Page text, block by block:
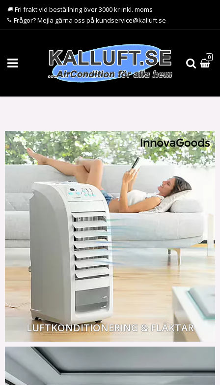
Fri frakt vid beställning över 3000 kr inkl. moms
Frågor? Mejla gärna oss på kundservice@kalluft.se
0
LUFTKONDITIONERING & FLÄKTAR